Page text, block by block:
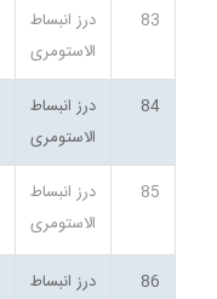
83
درز انبساط
الاستومری
84
درز انبساط
الاستومری
85
درز انبساط
الاستومری
86
درز انبساط